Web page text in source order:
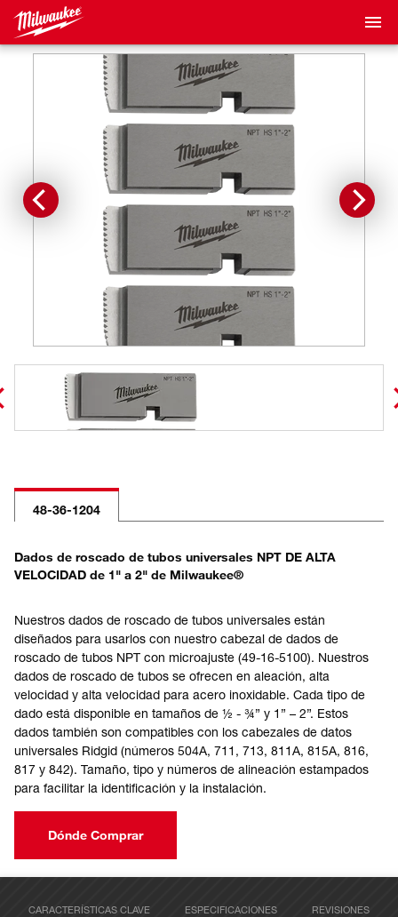
48-36-1204
Dados de roscado de tubos universales NPT DE ALTA
VELOCIDAD de 1" a 2" de Milwaukee®
Nuestros dados de roscado de tubos universales están
diseñados para usarlos con nuestro cabezal de dados de
roscado de tubos NPT con microajuste (49-16-5100). Nuestros
dados de roscado de tubos se ofrecen en aleación, alta
velocidad y alta velocidad para acero inoxidable. Cada tipo de
dado está disponible en tamaños de ½ - ¾” y 1” – 2”. Estos
dados también son compatibles con los cabezales de datos
universales Ridgid (números 504A, 711, 713, 811A, 815A, 816,
817 y 842). Tamaño, tipo y números de alineación estampados
para facilitar la identificación y la instalación.
Dónde Comprar
CARACTERÍSTICAS CLAVE ESPECIFICACIONES REVISIONES